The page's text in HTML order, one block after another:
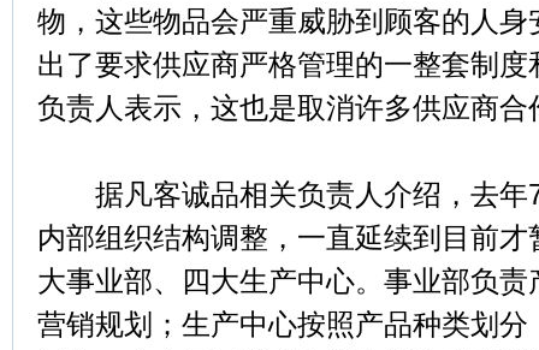
物，这些物品会严重威胁到顾客的人
出了要求供应商严格管理的一整套制度
负责人表示，这也是取消许多供应商
据凡客诚品相关负责人介绍，去年
内部组织结构调整，一直延续到目前
大事业部、四大生产中心。事业部负
营销规划；生产中心按照产品种类划